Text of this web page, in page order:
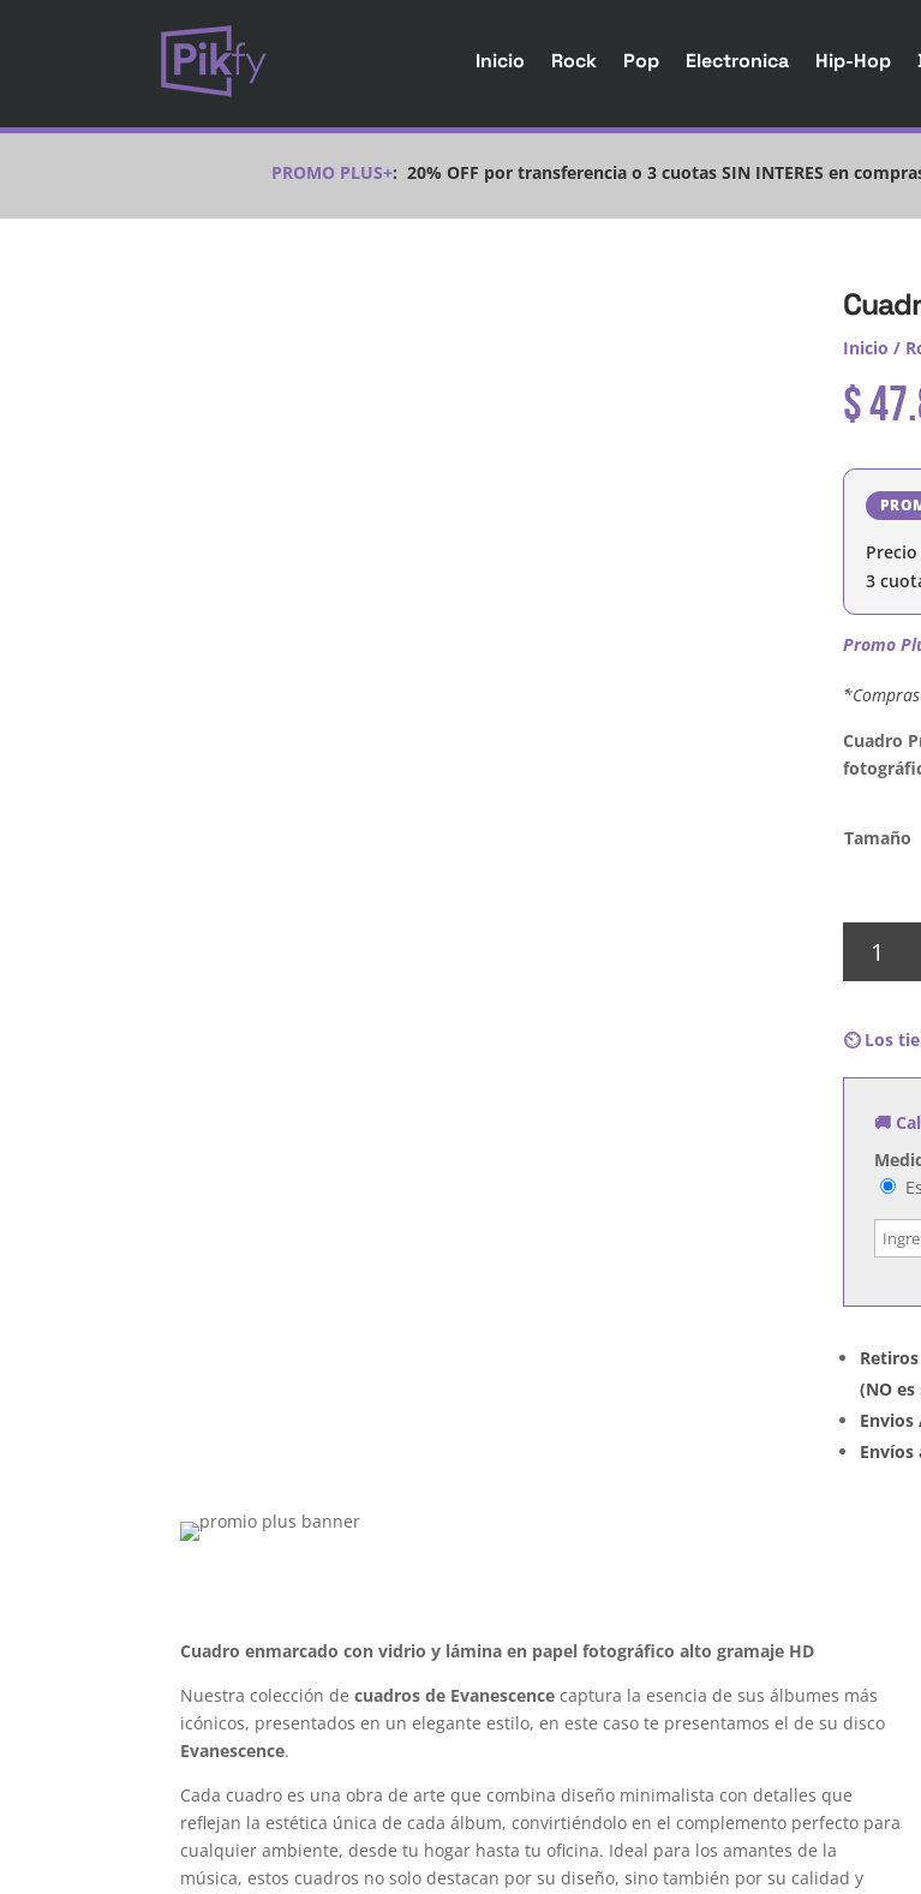
Inicio Rock Pop Electronica Hip-Hop
PROMO PLUS+: 20% OFF por transferencia o 3 cuotas SIN INTERES en
Inicio /
$
Precio
3
Promo
Cuadro
Tamaño
cantidad
⏲️ Los
🚚
(NO
Envios
Cuadro enmarcado con vidrio y lámina en papel fotográfico alto gramaje HD
Nuestra colección decuadros de Evanescence captura la esencia de sus álbumes más
icónicos, presentados en un elegante estilo, en este caso te presentamos el de su disco
Evanescence.
Cada cuadro es una obra de arte que combina diseño minimalista con detalles que
reflejan la estética única de cada álbum, convirtiéndolo en el complemento perfecto para
cualquier ambiente, desde tu hogar hasta tu oficina. Ideal para los amantes de la
música, estos cuadros no solo destacan por su diseño, sino también por su calidad y